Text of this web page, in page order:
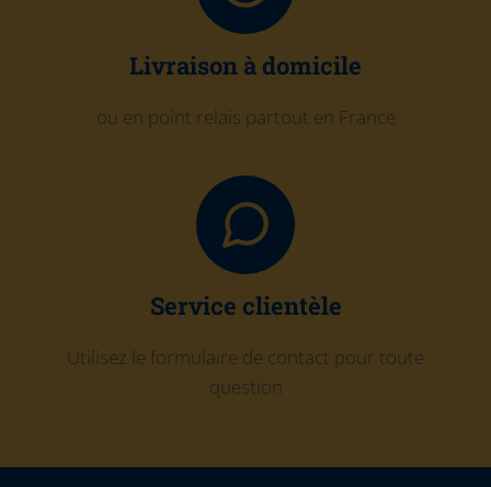
Livraison à domicile
ou en point relais partout en France
Service clientèle
Utilisez le formulaire de contact pour toute
question